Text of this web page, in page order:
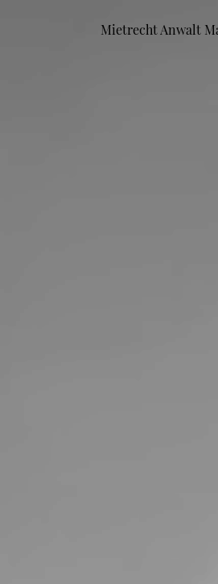
Mietrecht Anwalt